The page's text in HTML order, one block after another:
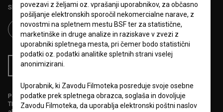
Sledite nam na:
RSS novice
Podprite nas z donacijo na
TRR: SI56 6100 0001 5706 684,
povezavi z željami oz. vprašanji uporabnikov, za občasno
pošiljanje elektronskih sporočil nekomercialne narave, z
novostmi na spletnem mestu BSF ter za statistične,
marketinške in druge analize in raziskave v zvezi z
uporabniki spletnega mesta, pri čemer bodo statistični
podatki oz. podatki analitike spletnih strani vselej
anonimizirani.
Uporabnik, ki Zavodu Filmoteka posreduje svoje osebne
podatke prek spletnega obrazca, soglaša in dovoljuje
Zavodu Filmoteka, da uporablja elektronski poštni naslov